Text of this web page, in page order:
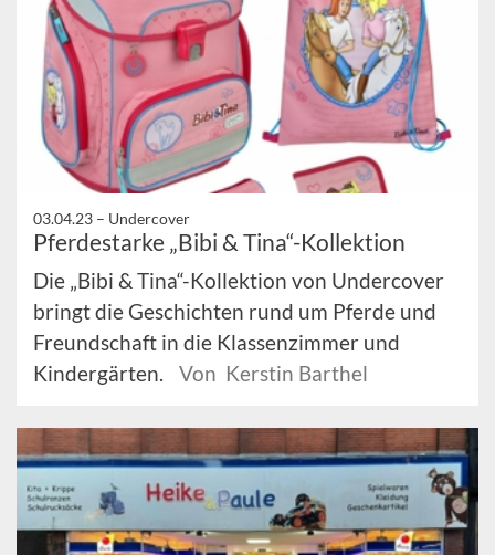
03.04.23 – Undercover
Pferdestarke „Bibi & Tina“-Kollektion
Die „Bibi & Tina“-Kollektion von Undercover
bringt die Geschichten rund um Pferde und
Freundschaft in die Klassenzimmer und
Kindergärten.
Von Kerstin Barthel